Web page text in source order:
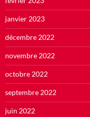
janvier 2023
décembre 2022
novembre 2022
octobre 2022
septembre 2022
juin 2022